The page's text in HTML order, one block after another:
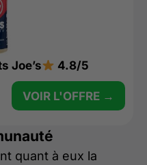
Joe’s 4.8/5
VOIR L'OFFRE →
quant à eux la